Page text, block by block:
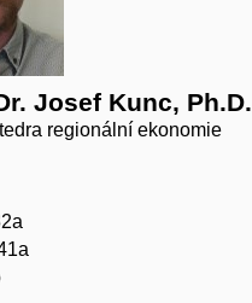
Josef Kunc, Ph.D.
regionální ekonomie